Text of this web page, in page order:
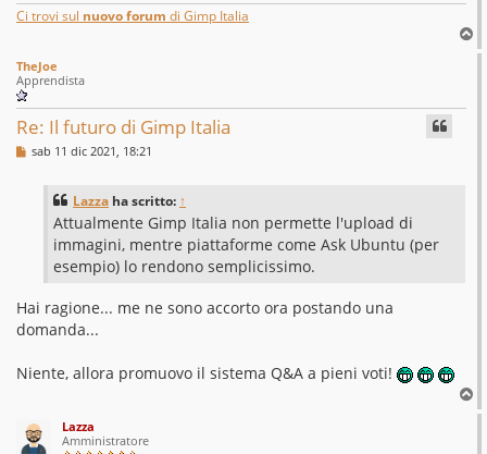
Ci trovi sul nuovo forum di Gimp Italia
o
TheJoe
Apprendista
Re: Il futuro di Gimp Italia
M
sab 11 dic 2021, 18:21
Lazza ha scritto: ↑
Attualmente Gimp Italia non permette l'upload di
immagini, mentre piattaforme come Ask Ubuntu (per
esempio) lo rendono semplicissimo.
Hai ragione... me ne sono accorto ora postando una
domanda...
Niente, allora promuovo il sistema Q&A a pieni voti!
o
Lazza
Amministratore